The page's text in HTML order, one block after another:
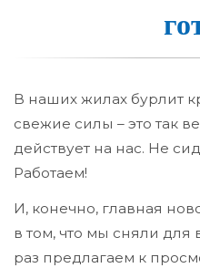
В наших жилах бурлит
свежие силы – это так
действует на нас. Не
Работаем!
И, конечно, главная
в том, что мы сняли для
раз предлагаем к